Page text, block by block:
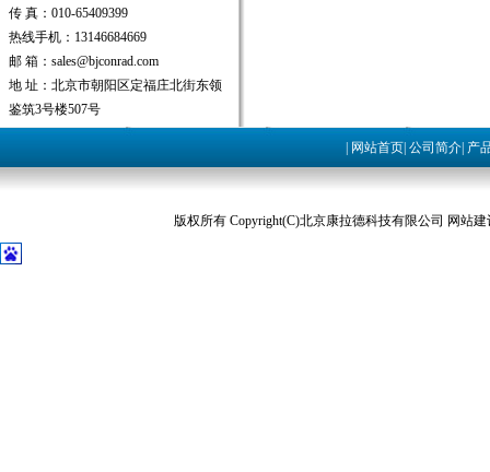
传 真：010-65409399
热线手机：13146684669
邮 箱：sales@bjconrad.com
地 址：北京市朝阳区定福庄北街东领
鉴筑3号楼507号
网站首页| 公司简介| 产
版权所有 Copyright(C)北京康拉德科技有限公司 网站建